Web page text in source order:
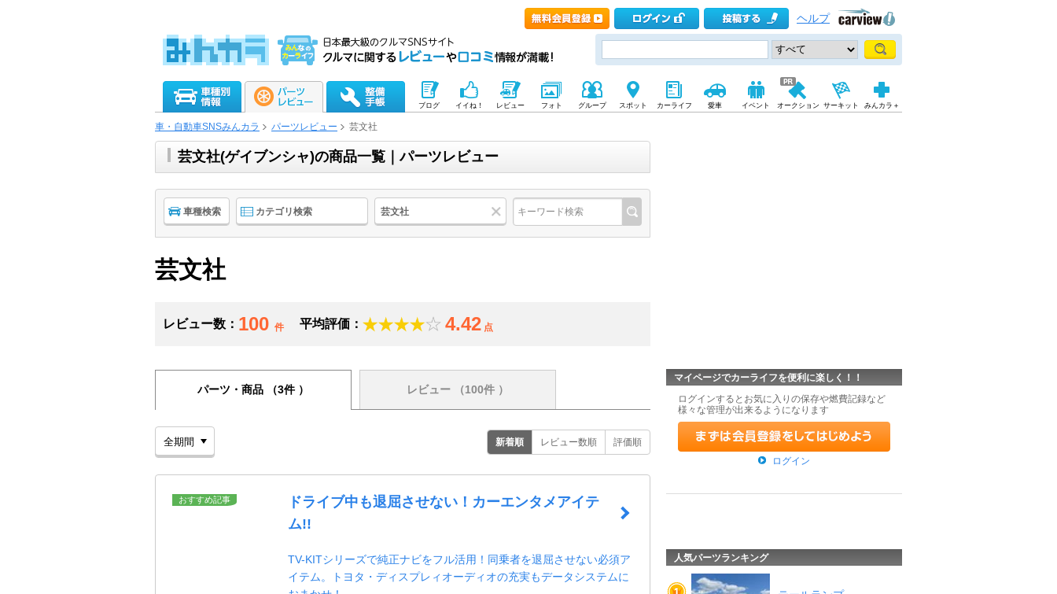
ヘルプ
ブログ イイね！ レビュー フォト グループ スポット カーライフ 愛車 イベント オークション サーキット みんカラ＋
車・自動車SNSみんカラ パーツレビュー 芸文社
芸文社(ゲイブンシャ)の商品一覧｜パーツレビュー
車種検索 カテゴリ検索 芸文社
芸文社
レビュー数： 100 件 平均評価： 4.42 点
パーツ・商品 （3件 ） レビュー （100件 ）
新着順 レビュー数順 評価順
おすすめ記事
ドライブ中も退屈させない！カーエンタメアイテ
ム!!
TV-KITシリーズで純正ナビをフル活用！同乗者を退屈させない必須ア
イテム。トヨタ・ディスプレィオーディオの充実もデータシステムに
マイページでカーライフを便利に楽しく！！
ログインするとお気に入りの保存や燃費記録など
様々な管理が出来るようになります
ログイン
人気パーツランキング